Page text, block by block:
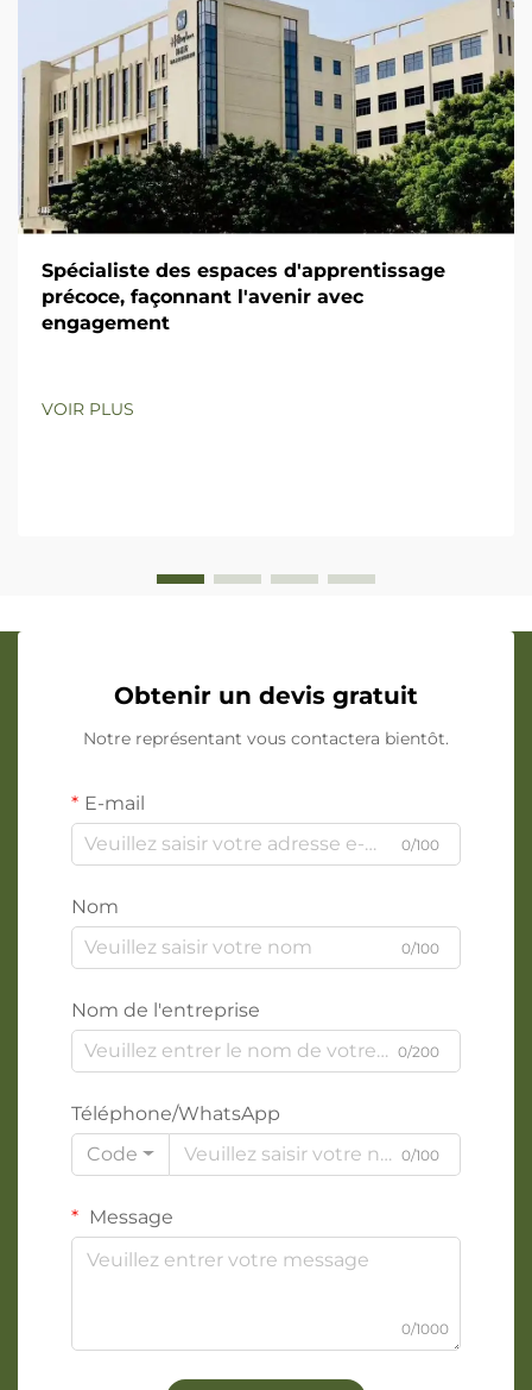
Spécialiste des espaces d'apprentissage
précoce, façonnant l'avenir avec
engagement
VOIR PLUS
Obtenir un devis gratuit
Notre représentant vous contactera bientôt.
E-mail
0/100
Nom
0/100
Nom de l'entreprise
0/200
Téléphone/WhatsApp
Code
0/100
Message
0/1000